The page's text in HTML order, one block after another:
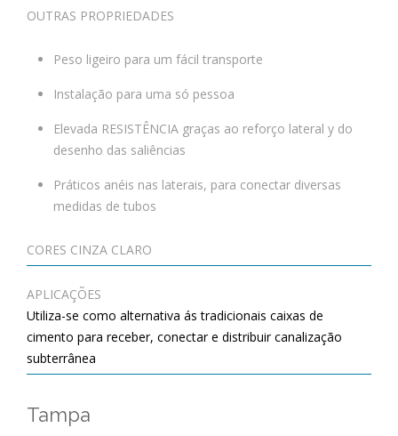
OUTRAS PROPRIEDADES
Peso ligeiro para um fácil transporte
Instalação para uma só pessoa
Elevada RESISTÊNCIA graças ao reforço lateral y do
desenho das saliências
Práticos anéis nas laterais, para conectar diversas
medidas de tubos
CORES CINZA CLARO
APLICAÇÕES
Utiliza-se como alternativa ás tradicionais caixas de
cimento para receber, conectar e distribuir canalização
subterrânea
Tampa